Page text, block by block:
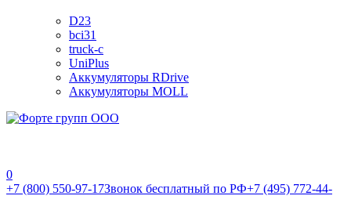
D23
bci31
truck-c
UniPlus
Аккумуляторы RDrive
Аккумуляторы MOLL
0
+7 (800) 550-97-17Звонок бесплатный по РФ+7 (495) 772-44-